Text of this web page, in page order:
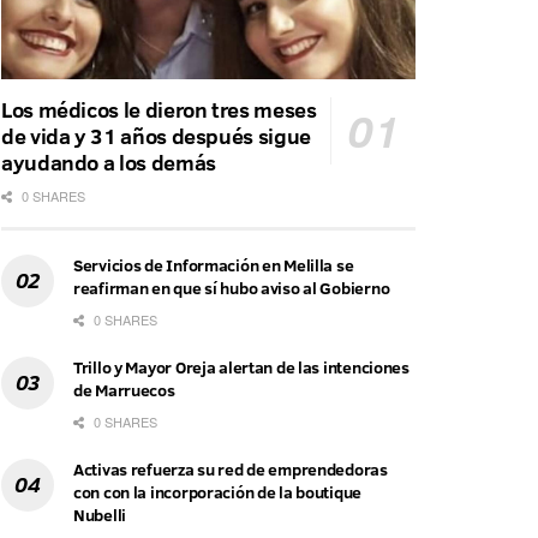
Los médicos le dieron tres meses
de vida y 31 años después sigue
ayudando a los demás
0 SHARES
Servicios de Información en Melilla se
reafirman en que sí hubo aviso al Gobierno
0 SHARES
Trillo y Mayor Oreja alertan de las intenciones
de Marruecos
0 SHARES
Activas refuerza su red de emprendedoras
con con la incorporación de la boutique
Nubelli